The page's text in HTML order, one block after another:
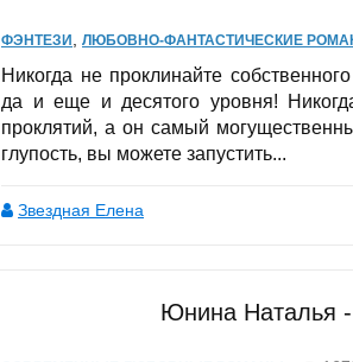
ФЭНТЕЗИ ЛЮБОВНО-ФАНТАСТИЧЕСКИЕ
Никогда не проклинайте
да и еще и десятого уровня!
проклятий, а он самый
глупость, вы можете запустить...
Звездная Елена
Юнина Наталья